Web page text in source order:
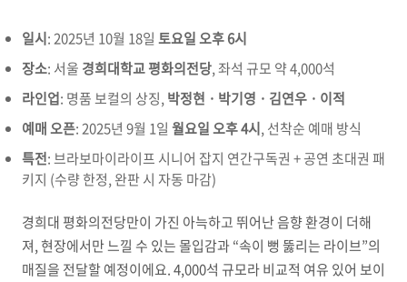
일시: 2025년 10월 18일 토요일 오후 6시
장소: 서울 경희대학교 평화의전당, 좌석 규모 약 4,000석
라인업: 명품 보컬의 상징, 박정현 · 박기영 · 김연우 · 이적
예매 오픈: 2025년 9월 1일 월요일 오후 4시, 선착순 예매 방식
특전: 브라보마이라이프 시니어 잡지 연간구독권 + 공연 초대권 패
키지 (수량 한정, 완판 시 자동 마감)
경희대 평화의전당만이 가진 아늑하고 뛰어난 음향 환경이 더해
져, 현장에서만 느낄 수 있는 몰입감과 “속이 뻥 뚫리는 라이브”의
매질을 전달할 예정이에요. 4,000석 규모라 비교적 여유 있어 보이